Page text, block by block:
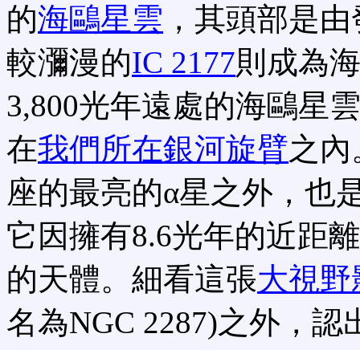
的海鷗星雲 ，其頭部是
較瀰漫的IC 2177則成為
3,800光年遠處的海鷗星
在我們所在銀河旋臂之
座的最亮的α星之外，也
它因擁有8.6光年的近距
的天體。細看這張大視野
名為NGC 2287)之外，認